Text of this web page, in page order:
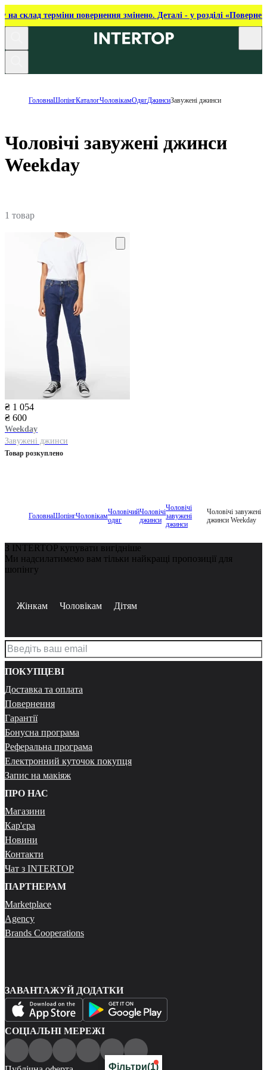
на склад терміни повернення змінено. Деталі - у розділі
ГоловнаШопінгКаталогЧоловікамОдягДжинсиЗавужені джинси
Чоловічі завужені джинси
Weekday
1 товар
₴ 1 054
₴ 600
Weekday
Завужені джинси
Товар розкуплено
ГоловнаШопінгЧоловікамЧоловічий
одяг
Чоловічі
джинси
Чоловічі
завужені
джинси
Чоловічі завужені
джинси Weekday
Фільтри(1)
З INTERTOP купувати вигідніше
Ми надсилатимемо вам тільки найкращі пропозиції для
шопінгу
Жінкам Чоловікам Дітям
ПОКУПЦЕВІ
Доставка та оплата
Повернення
Гарантії
Бонусна програма
Реферальна програма
Електронний куточок покупця
Запис на макіяж
ПРО НАС
Магазини
Кар'єра
Новини
Контакти
Чат з INTERTOP
ПАРТНЕРАМ
Marketplace
Agency
Brands Cooperations
ЗАВАНТАЖУЙ ДОДАТКИ
СОЦІАЛЬНІ МЕРЕЖІ